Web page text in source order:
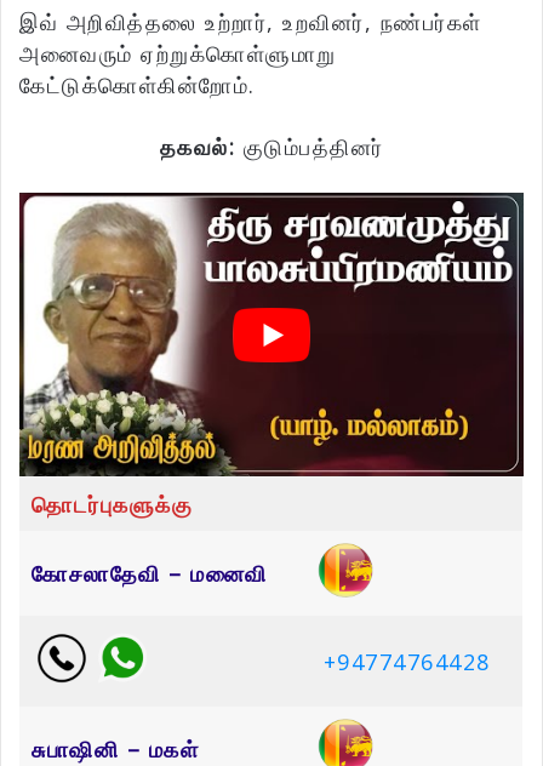
இவ் அறிவித்தலை உற்றார், உறவினர், நண்பர்கள்
அனைவரும் ஏற்றுக்கொள்ளுமாறு
கேட்டுக்கொள்கின்றோம்.
தகவல்: குடும்பத்தினர்
தொடர்புகளுக்கு
கோசலாதேவி – மனைவி
+94774764428
சுபாஷினி – மகள்